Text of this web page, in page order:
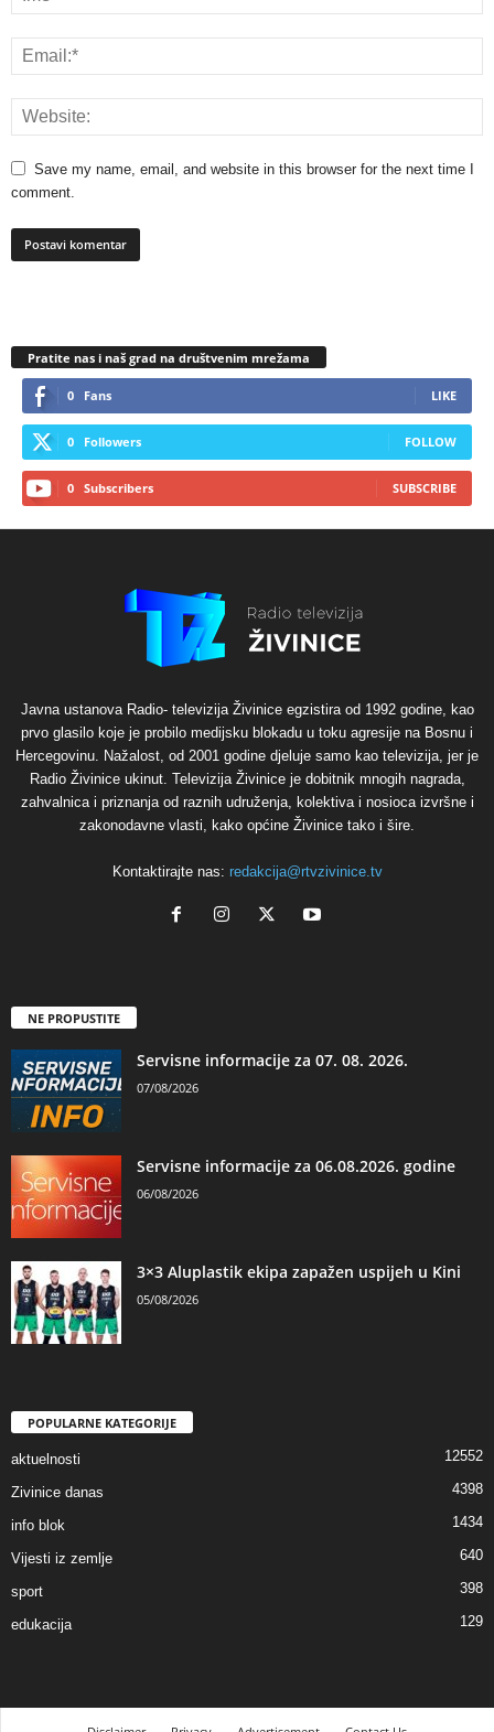
Save my name, email, and website in this browser for the next time I
comment.
Pratite nas i naš grad na društvenim mrežama
0 Fans LIKE
0 Followers FOLLOW
0 Subscribers SUBSCRIBE
Javna ustanova Radio- televizija Živinice egzistira od 1992 godine, kao
prvo glasilo koje je probilo medijsku blokadu u toku agresije na Bosnu i
Hercegovinu. Nažalost, od 2001 godine djeluje samo kao televizija, jer je
Radio Živinice ukinut. Televizija Živinice je dobitnik mnogih nagrada,
zahvalnica i priznanja od raznih udruženja, kolektiva i nosioca izvršne i
zakonodavne vlasti, kako općine Živinice tako i šire.
Kontaktirajte nas: redakcija@rtvzivinice.tv
NE PROPUSTITE
Servisne informacije za 07. 08. 2026.
07/08/2026
Servisne informacije za 06.08.2026. godine
06/08/2026
3×3 Aluplastik ekipa zapažen uspijeh u Kini
05/08/2026
POPULARNE KATEGORIJE
aktuelnosti 12552
Zivinice danas 4398
info blok 1434
Vijesti iz zemlje 640
sport 398
edukacija 129